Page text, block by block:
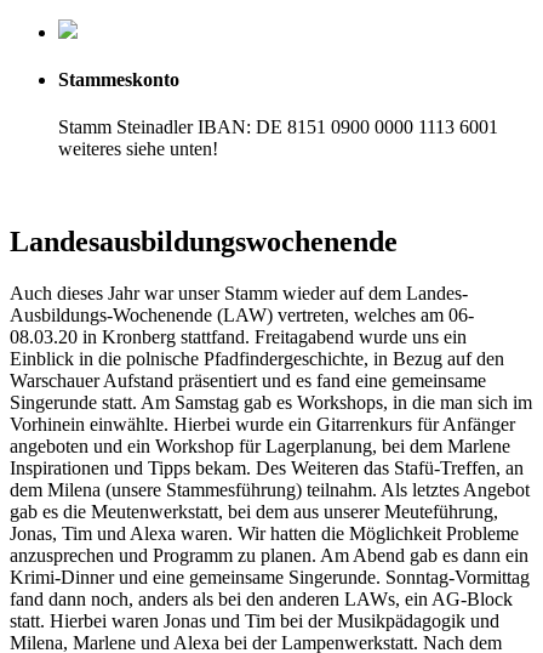
Stammeskonto
Stamm Steinadler IBAN: DE 8151 0900 0000 1113 6001
weiteres siehe unten!
Landesausbildungswochenende
Auch dieses Jahr war unser Stamm wieder auf dem Landes-
Ausbildungs-Wochenende (LAW) vertreten, welches am 06-
08.03.20 in Kronberg stattfand. Freitagabend wurde uns ein
Einblick in die polnische Pfadfindergeschichte, in Bezug auf den
Warschauer Aufstand präsentiert und es fand eine gemeinsame
Singerunde statt. Am Samstag gab es Workshops, in die man sich im
Vorhinein einwählte. Hierbei wurde ein Gitarrenkurs für Anfänger
angeboten und ein Workshop für Lagerplanung, bei dem Marlene
Inspirationen und Tipps bekam. Des Weiteren das Stafü-Treffen, an
dem Milena (unsere Stammesführung) teilnahm. Als letztes Angebot
gab es die Meutenwerkstatt, bei dem aus unserer Meuteführung,
Jonas, Tim und Alexa waren. Wir hatten die Möglichkeit Probleme
anzusprechen und Programm zu planen. Am Abend gab es dann ein
Krimi-Dinner und eine gemeinsame Singerunde. Sonntag-Vormittag
fand dann noch, anders als bei den anderen LAWs, ein AG-Block
statt. Hierbei waren Jonas und Tim bei der Musikpädagogik und
Milena, Marlene und Alexa bei der Lampenwerkstatt. Nach dem